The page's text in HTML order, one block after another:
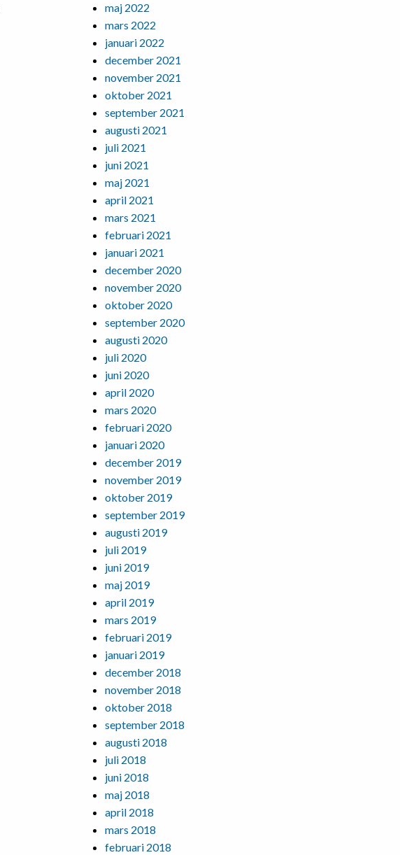
maj 2022
mars 2022
januari 2022
december 2021
november 2021
oktober 2021
september 2021
augusti 2021
juli 2021
juni 2021
maj 2021
april 2021
mars 2021
februari 2021
januari 2021
december 2020
november 2020
oktober 2020
september 2020
augusti 2020
juli 2020
juni 2020
april 2020
mars 2020
februari 2020
januari 2020
december 2019
november 2019
oktober 2019
september 2019
augusti 2019
juli 2019
juni 2019
maj 2019
april 2019
mars 2019
februari 2019
januari 2019
december 2018
november 2018
oktober 2018
september 2018
augusti 2018
juli 2018
juni 2018
maj 2018
april 2018
mars 2018
februari 2018